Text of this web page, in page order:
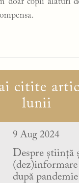
doar copii alături
citite
lunii
9 Aug 2024
Despre știință
după pandemie